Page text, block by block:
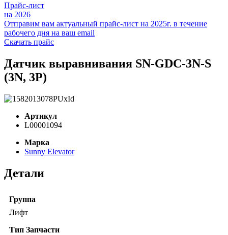
Прайс-лист
на 2026
Отправим вам актуальный прайс-лист на 2025г. в течение
рабочего дня на ваш email
Скачать прайс
Датчик выравнивания SN-GDC-3N-S
(3N, 3P)
Артикул
L00001094
Марка
Sunny Elevator
Детали
Группа
Лифт
Тип Запчасти